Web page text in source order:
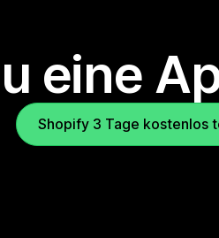
eine
Shopify 3 Tage kostenlos